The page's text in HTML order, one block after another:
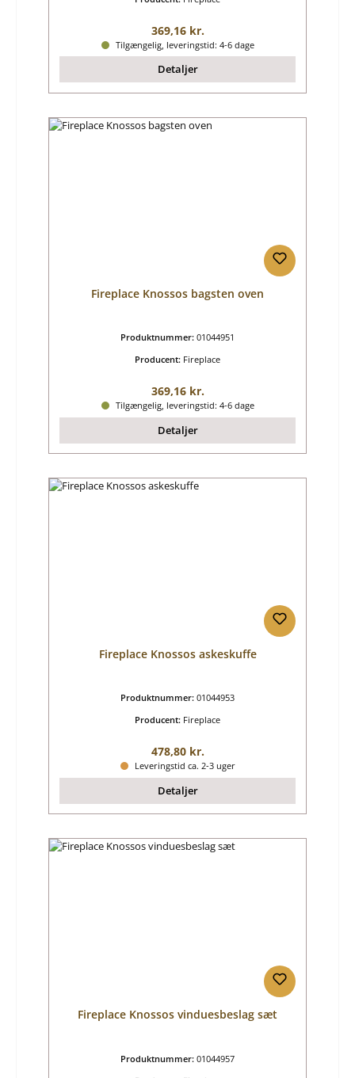
Almindelig pris:
369,16 kr.
Tilgængelig, leveringstid: 4-6 dage
Detaljer
Fireplace Knossos bagsten oven
Produktnummer: 01044951
Producent: Fireplace
Almindelig pris:
369,16 kr.
Tilgængelig, leveringstid: 4-6 dage
Detaljer
Fireplace Knossos askeskuffe
Produktnummer: 01044953
Producent: Fireplace
Almindelig pris:
478,80 kr.
Leveringstid ca. 2-3 uger
Detaljer
Fireplace Knossos vinduesbeslag sæt
Produktnummer: 01044957